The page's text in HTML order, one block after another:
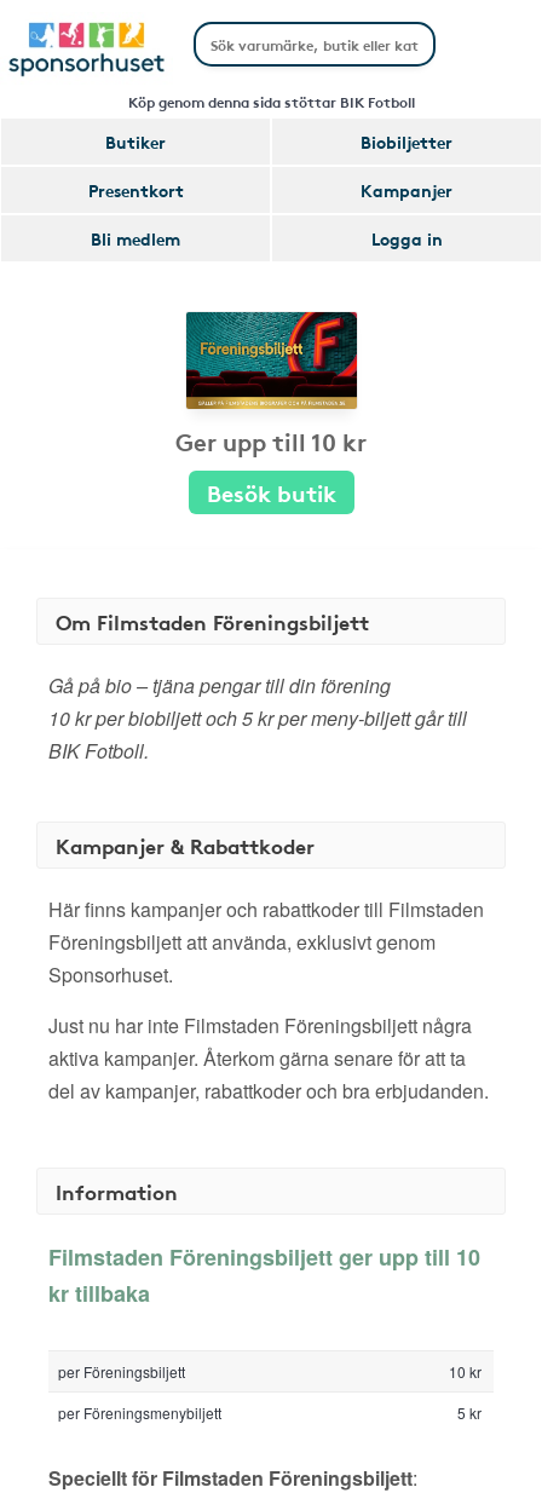
Köp genom denna sida stöttar BIK Fotboll
Butiker
Biobiljetter
Presentkort
Kampanjer
Bli medlem
Logga in
Ger upp till 10 kr
Besök butik
Om Filmstaden Föreningsbiljett
Gå på bio – tjäna pengar till din förening
10 kr per biobiljett och 5 kr per meny-biljett går till
BIK Fotboll.
Kampanjer & Rabattkoder
Här finns kampanjer och rabattkoder till Filmstaden
Föreningsbiljett att använda, exklusivt genom
Sponsorhuset.
Just nu har inte Filmstaden Föreningsbiljett några
aktiva kampanjer. Återkom gärna senare för att ta
del av kampanjer, rabattkoder och bra erbjudanden.
Information
Filmstaden Föreningsbiljett ger upp till 10
kr tillbaka
per Föreningsbiljett
10 kr
per Föreningsmenybiljett
5 kr
Speciellt för Filmstaden Föreningsbiljett: